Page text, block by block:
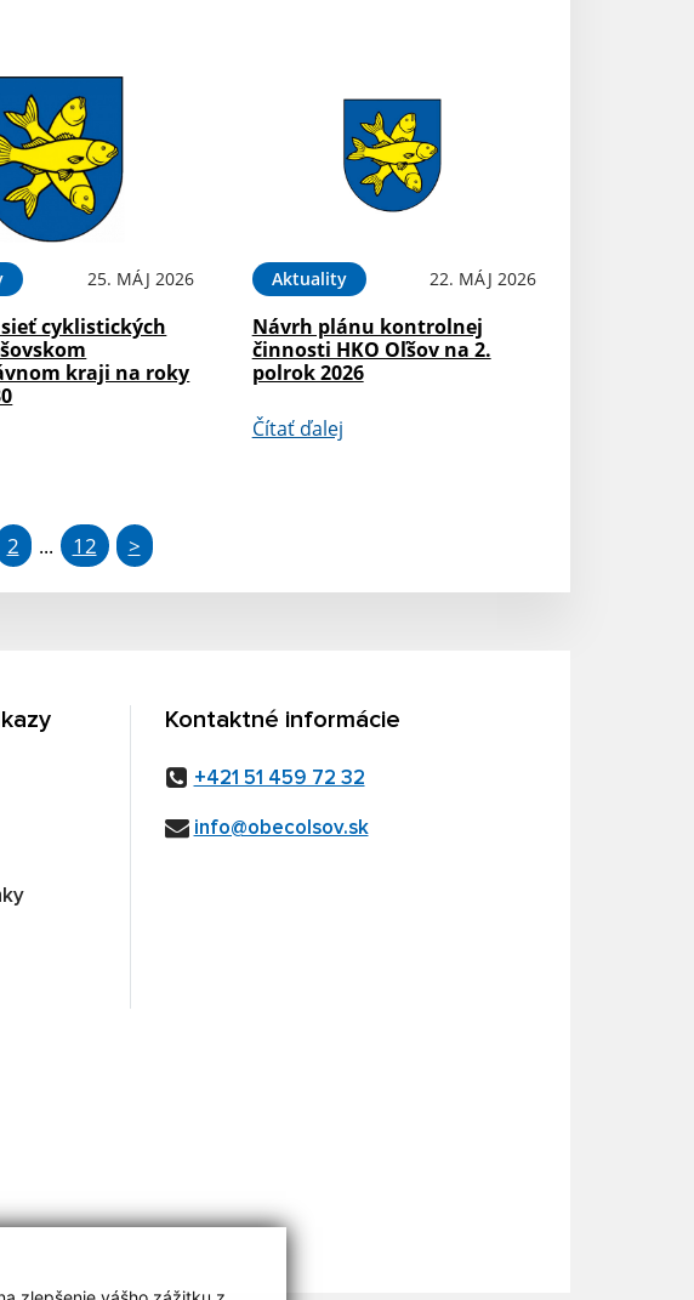
25. MÁJ 2026
cyklistických
kraji na roky
Aktuality 22. MÁJ 2026
Návrh plánu kontrolnej
činnosti HKO Oľšov na 2.
polrok 2026
Čítať ďalej
2 ... 12 >
Kontaktné informácie
+421 51 459 72 32
info@obecolsov.sk